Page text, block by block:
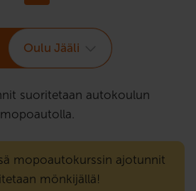
Oulu Jääli
suoritetaan autokoulun
mopoautolla.
mopoautokurssin ajotunnit
mönkijällä!